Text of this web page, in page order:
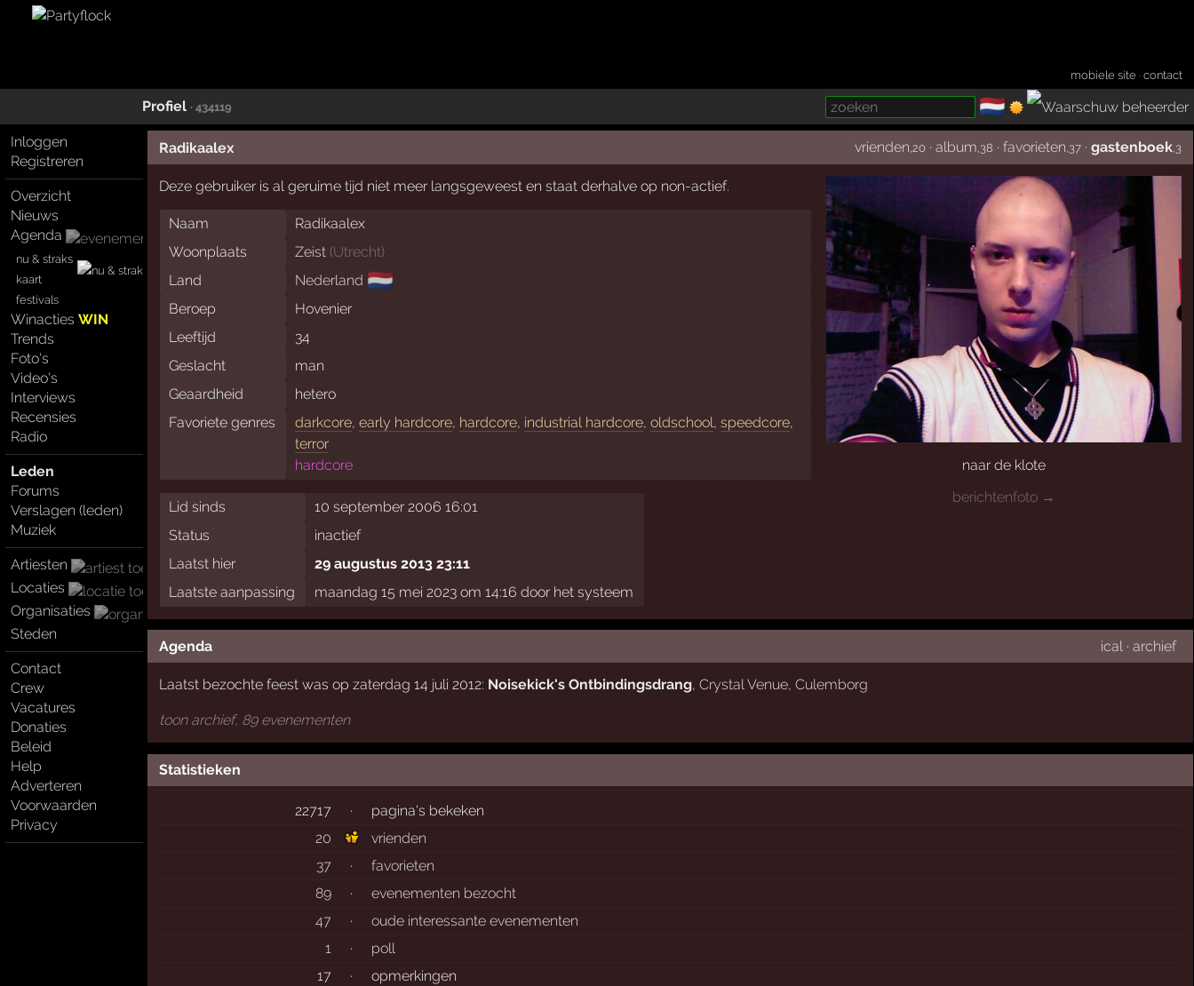
mobiele site ·contact
Profiel · 434119 🇳🇱
Inloggen
Registreren
Overzicht
Nieuws
Agenda
nu & straks
kaart
festivals
WinactiesWIN
Trends
Foto's
Video's
Interviews
Recensies
Radio
Leden
Forums
Verslagen (leden)
Muziek
Artiesten
Locaties
Organisaties
Steden
Contact
Crew
Vacatures
Donaties
Beleid
Help
Adverteren
Voorwaarden
Privacy
Radikaalex vrienden ,20 ·album ,38 ·favorieten ,37 ·gastenboek ,3
naar de klote
berichtenfoto →
Deze gebruiker is al geruime tijd niet meer langsgeweest en staat derhalve op non-actief.
Naam
Radikaalex
Woonplaats
Zeist (Utrecht)
Land
Nederland 🇳🇱
Beroep
Hovenier
Leeftijd
34
Geslacht
man
Geaardheid
hetero
Favoriete genres
darkcore,early hardcore, hardcore, industrial hardcore,oldschool,speedcore,
terror
hardcore
Lid sinds
10 september 2006 16:01
Status
inactief
Laatst hier
29 augustus 2013 23:11
Laatste aanpassing
maandag 15 mei 2023 om 14:16 door het systeem
Agenda ical · archief
Laatst bezochte feest was op zaterdag 14 juli 2012: Noisekick's Ontbindingsdrang, Crystal Venue, Culemborg
toon archief, 89 evenementen
Statistieken
22717 ·
pagina's bekeken
20
vrienden
37
·
favorieten
89
·
evenementen bezocht
47
·
oude interessante evenementen
1
·
poll
17
·
opmerkingen